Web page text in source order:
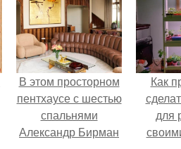
В этом просторном
пентхаусе с шестью
спальнями
Александр Бирман
Как
для